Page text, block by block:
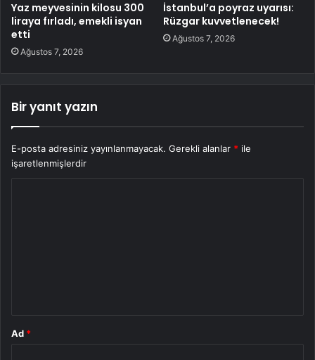
Yaz meyvesinin kilosu 300
liraya fırladı, emekli isyan
etti
Ağustos 7, 2026
İstanbul’a poyraz uyarısı:
Rüzgar kuvvetlenecek!
Ağustos 7, 2026
Bir yanıt yazın
E-posta adresiniz yayınlanmayacak. Gerekli alanlar * ile
işaretlenmişlerdir
Ad *